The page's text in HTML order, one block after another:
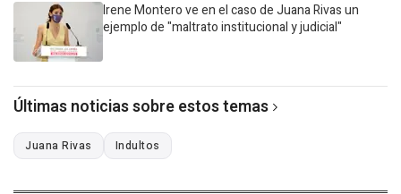
Irene Montero ve en el caso de Juana Rivas un
ejemplo de "maltrato institucional y judicial"
Últimas noticias sobre estos temas
Juana Rivas Indultos